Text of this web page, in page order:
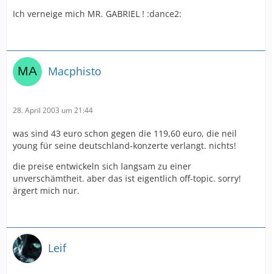
Ich verneige mich MR. GABRIEL ! :dance2:
Macphisto
28. April 2003 um 21:44
was sind 43 euro schon gegen die 119,60 euro, die neil
young für seine deutschland-konzerte verlangt. nichts!
die preise entwickeln sich langsam zu einer
unverschämtheit. aber das ist eigentlich off-topic. sorry!
ärgert mich nur.
Leif